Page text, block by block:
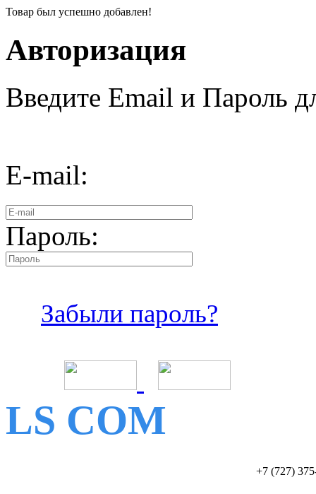
Товар был успешно добавлен!
Авторизация
Введите Email и Пароль
E-mail:
Пароль:
Забыли пароль?
LS COM
+7 (727)